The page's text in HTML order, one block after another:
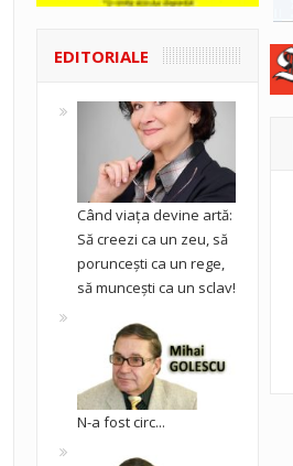
EDITORIALE
Când viața devine artă:
Să creezi ca un zeu, să
poruncești ca un rege,
să muncești ca un sclav!
N-a fost circ...